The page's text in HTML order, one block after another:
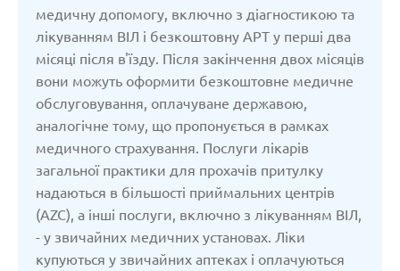
медичну допомогу, включно з діагностикою та
лікуванням ВІЛ і безкоштовну АРТ у перші два
місяці після в'їзду. Після закінчення двох місяців
вони можуть оформити безкоштовне медичне
обслуговування, оплачуване державою,
аналогічне тому, що пропонується в рамках
медичного страхування. Послуги лікарів
загальної практики для прохачів притулку
надаються в більшості приймальних центрів
(AZC), а інші послуги, включно з лікуванням ВІЛ,
- у звичайних медичних установах. Ліки
купуються у звичайних аптеках і оплачуються
Узбекістан
Франція
Чеська республіка
Чорногорія
Швейцарія